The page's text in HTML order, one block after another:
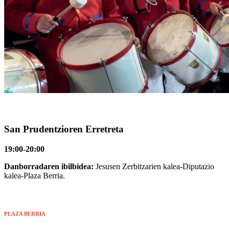
San Prudentzioren Erretreta
19:00-20:00
Danborradaren ibilbidea: Jesusen Zerbitzarien kalea-Diputazio
kalea-Plaza Berria.
PLAZA BERRIA